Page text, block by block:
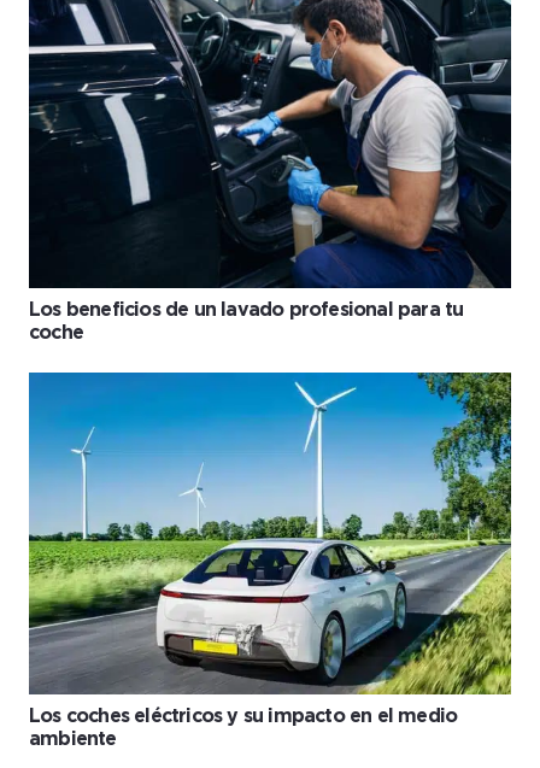
Los beneficios de un lavado profesional para tu
coche
Los coches eléctricos y su impacto en el medio
ambiente